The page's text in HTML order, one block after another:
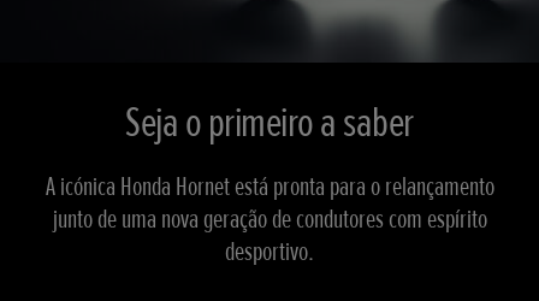
Seja o primeiro a saber
A icónica Honda Hornet está pronta para o relançamento
junto de uma nova geração de condutores com espírito
desportivo.